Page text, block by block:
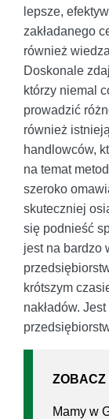
lepsze,
zakładanego
również
Doskonale
którzy niemal
prowadzić
również
handlowców,
na temat
szeroko
skuteczniej
się podnieść
jest na bardzo
krótszym
nakładów.
ZOBACZ
Mamy w